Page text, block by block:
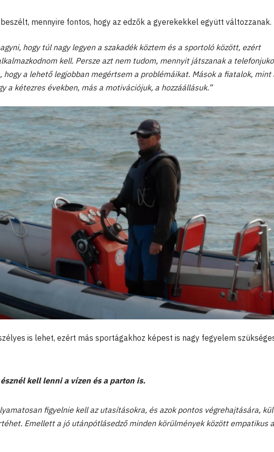
mennyire fontos, hogy az edzők a gyerekekkel együtt változzanak.
hogy túl nagy legyen a szakadék köztem és a sportoló között, ezért
kell. Persze azt nem tudom, mennyit játszanak a
hogy a lehető legjobban megértsem a problémáikat. Mások a fiatalok, mint
a kétezres években, más a motivációjuk, a hozzáállásuk.”
is lehet, ezért más sportágakhoz képest is nagy fegyelem
kell lenni a vízen és a parton is.
figyelnie kell az utasításokra, és azok pontos végrehajtására,
Emellett a jó utánpótlásedző minden körülmények között empatikus a